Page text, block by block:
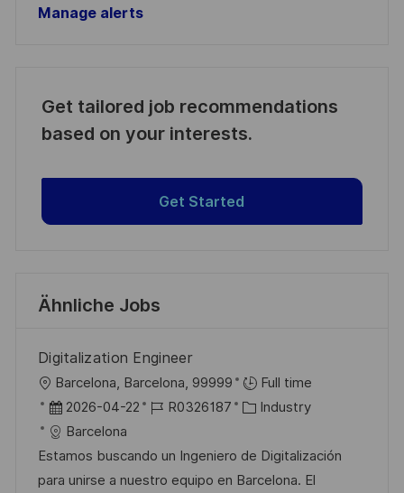
Manage alerts
Get tailored job recommendations
based on your interests.
Get Started
Ähnliche Jobs
Digitalization Engineer
O
r
t
Barcelona, Barcelona, 99999
Full time
D
a
t
u
2026-04-22
J
b
-
R0326187
K
t
e
Industry
Barcelona
Estamos buscando un Ingeniero de Digitalización
para unirse a nuestro equipo en Barcelona. El